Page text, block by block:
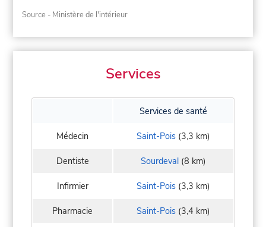
Source - Ministère de l'intérieur
Services
Services de santé
Médecin Saint-Pois (3,3 km)
Dentiste Sourdeval (8 km)
Infirmier Saint-Pois (3,3 km)
Pharmacie Saint-Pois (3,4 km)